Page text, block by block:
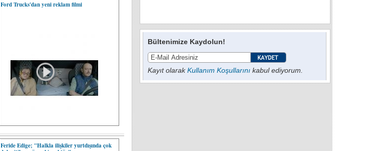
Ford Trucks'dan yeni reklam filmi
Feride Edige; "Halkla ilişkiler yurtdışında çok
Bültenimize Kaydolun!
Kayıt olarakKullanım Koşullarını kabul ediyorum.